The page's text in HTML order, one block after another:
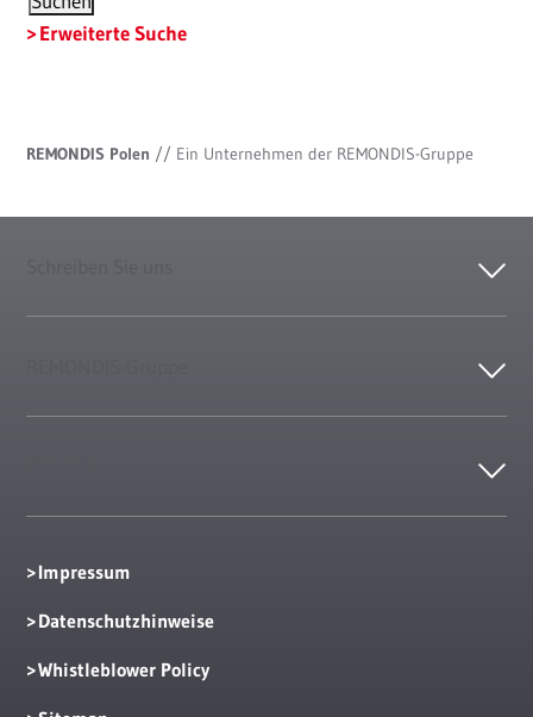
Erweiterte Suche
REMONDIS Polen // Ein Unternehmen der REMONDIS-Gruppe
Impressum
Datenschutzhinweise
Whistleblower Policy